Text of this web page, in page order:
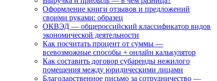
Оформление книги отзывов и предложений
своими руками: образец
ОКВЭД — общероссийский классификатор видов
экономической деятельности
Как посчитать процент от суммы —
всевозможные способы + онлайн калькулятор
Как составить договор субаренды нежилого
помещения между юридическими лицами
Благодарственное письмо за сотрудничество —